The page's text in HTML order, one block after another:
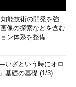
能技術の開発を強
像の探索などを含む
ン体系を整備
ざという時にオロ
基礎の基礎 (1/3)